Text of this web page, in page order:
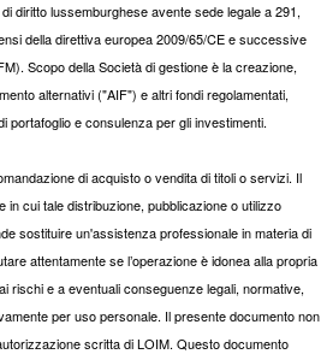
diritto lussemburghese avente sede legale a 291,
della direttiva europea 2009/65/CE e successive
Scopo della Società di gestione è la creazione,
alternativi ("AIF") e altri fondi regolamentati,
portafoglio e consulenza per gli investimenti.
di acquisto o vendita di titoli o servizi. Il
cui tale distribuzione, pubblicazione o utilizzo
sostituire un'assistenza professionale in materia di
attentamente se l’operazione è idonea alla propria
rischi e a eventuali conseguenze legali, normative,
per uso personale. Il presente documento non
scritta di LOIM. Questo documento